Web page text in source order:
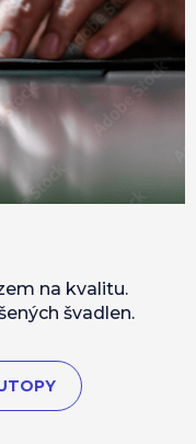
na kvalitu.
švadlen.